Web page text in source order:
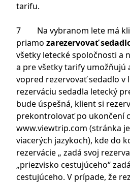
tarifu.
7 Na vybranom lete má
priamo zarezervovať
všetky letecké spoločnosti a
a pre všetky tarify umožňujú
vopred rezervovať sedadlo v
rezerváciu sedadla letecký
bude úspešná, klient si
prekontrolovať po ukončení
www.viewtrip.com (stránka
viacerých jazykoch), kde do
rezervácie „ zadá svoj
„priezvisko cestujúceho“
cestujúceho. V prípade, že